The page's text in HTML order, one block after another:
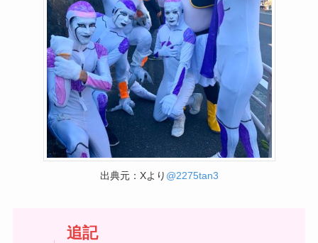
出典元：Xより @2275tan3
追記